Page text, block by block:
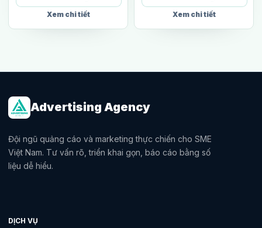
Xem chi tiết Xem chi tiết
Advertising Agency
Đội ngũ quảng cáo và marketing thực chiến cho SME
Việt Nam. Tư vấn rõ, triển khai gọn, báo cáo bằng số
liệu dễ hiểu.
DỊCH VỤ